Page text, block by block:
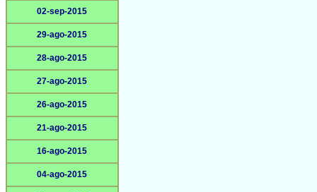
02-sep-2015
29-ago-2015
28-ago-2015
27-ago-2015
26-ago-2015
21-ago-2015
16-ago-2015
04-ago-2015